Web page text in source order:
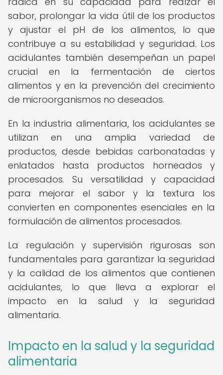
sabor, prolongar la vida útil de los productos
y ajustar el pH de los alimentos, lo que
contribuye a su estabilidad y seguridad. Los
acidulantes también desempeñan un papel
crucial en la fermentación de ciertos
alimentos y en la prevención del crecimiento
de microorganismos no deseados.
En la industria alimentaria, los acidulantes se
utilizan en una amplia variedad de
productos, desde bebidas carbonatadas y
enlatados hasta productos horneados y
procesados. Su versatilidad y capacidad
para mejorar el sabor y la textura los
convierten en componentes esenciales en la
formulación de alimentos procesados.
La regulación y supervisión rigurosas son
fundamentales para garantizar la seguridad
y la calidad de los alimentos que contienen
acidulantes, lo que lleva a explorar el
impacto en la salud y la seguridad
alimentaria.
Impacto en la salud y la seguridad
alimentaria